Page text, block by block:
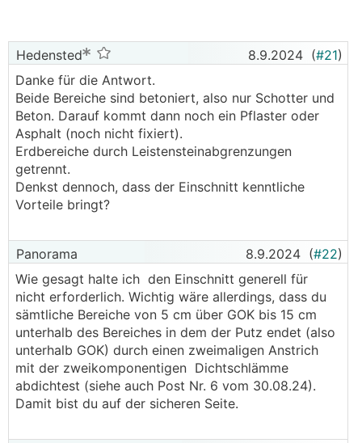
Hedensted 8.9.2024 (#21)
Danke für die Antwort.
Beide Bereiche sind betoniert, also nur Schotter und
Beton. Darauf kommt dann noch ein Pflaster oder
Asphalt (noch nicht fixiert).
Erdbereiche durch Leistensteinabgrenzungen
getrennt.
Denkst dennoch, dass der Einschnitt kenntliche
Vorteile bringt?
Panorama 8.9.2024 (#22)
Wie gesagt halte ich den Einschnitt generell für
nicht erforderlich. Wichtig wäre allerdings, dass du
sämtliche Bereiche von 5 cm über GOK bis 15 cm
unterhalb des Bereiches in dem der Putz endet (also
unterhalb GOK) durch einen zweimaligen Anstrich
mit der zweikomponentigen Dichtschlämme
abdichtest (siehe auch Post Nr. 6 vom 30.08.24).
Damit bist du auf der sicheren Seite.